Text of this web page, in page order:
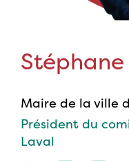
Stéphane
Maire de la ville
Président du
Laval